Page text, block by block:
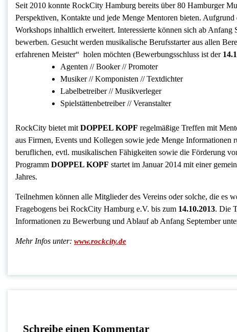
Seit 2010 konnte RockCity Hamburg bereits über 80 Hamburger
Perspektiven, Kontakte und jede Menge Mentoren bieten.
Workshops inhaltlich erweitert. Interessierte können sich ab Anfang
bewerben. Gesucht werden musikalische Berufsstarter aus allen
erfahrenen Meister“ holen möchten (Bewerbungsschluss ist der
Agenten // Booker // Promoter
Musiker // Komponisten // Textdichter
Labelbetreiber // Musikverleger
Spielstättenbetreiber // Veranstalter
RockCity bietet mit DOPPEL KOPF regelmäßige Treffen mit
aus Firmen, Events und Kollegen sowie jede Menge
beruflichen, evtl. musikalischen Fähigkeiten sowie die Förderung
Programm DOPPEL KOPF startet im Januar 2014 mit einer
Jahres.
Teilnehmen können alle Mitglieder des Vereins oder solche, die
Fragebogens bei RockCity Hamburg e.V. bis zum 14.10.2013. Die
Informationen zu Bewerbung und Ablauf ab Anfang September
Mehr Infos unter: www.rockcity.de
Schreibe einen Kommentar